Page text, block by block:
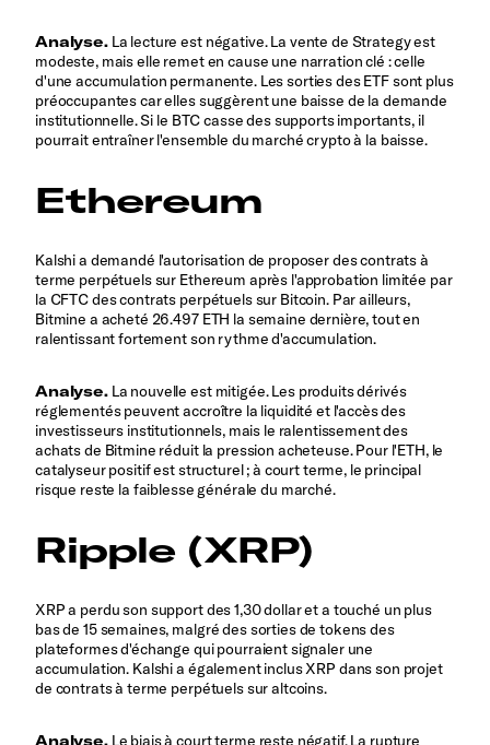
Analyse.La lecture est négative. La vente de Strategy est
modeste, mais elle remet en cause une narration clé : celle
d'une accumulation permanente. Les sorties des ETF sont plus
préoccupantes car elles suggèrent une baisse de la demande
institutionnelle. Si le BTC casse des supports importants, il
pourrait entraîner l'ensemble du marché crypto à la baisse.
Ethereum
Kalshi a demandé l'autorisation de proposer des contrats à
terme perpétuels sur Ethereum après l'approbation limitée par
la CFTC des contrats perpétuels sur Bitcoin. Par ailleurs,
Bitmine a acheté 26.497 ETH la semaine dernière, tout en
ralentissant fortement son rythme d'accumulation.
Analyse.La nouvelle est mitigée. Les produits dérivés
réglementés peuvent accroître la liquidité et l'accès des
investisseurs institutionnels, mais le ralentissement des
achats de Bitmine réduit la pression acheteuse. Pour l'ETH, le
catalyseur positif est structurel ; à court terme, le principal
risque reste la faiblesse générale du marché.
Ripple (XRP)
XRP a perdu son support des 1,30 dollar et a touché un plus
bas de 15 semaines, malgré des sorties de tokens des
plateformes d'échange qui pourraient signaler une
accumulation. Kalshi a également inclus XRP dans son projet
de contrats à terme perpétuels sur altcoins.
Analyse.Le biais à court terme reste négatif. La rupture